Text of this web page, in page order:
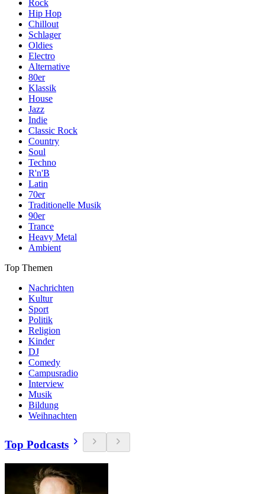
Rock
Hip Hop
Chillout
Schlager
Oldies
Electro
Alternative
80er
Klassik
House
Jazz
Indie
Classic Rock
Country
Soul
Techno
R'n'B
Latin
70er
Traditionelle Musik
90er
Trance
Heavy Metal
Ambient
Top Themen
Nachrichten
Kultur
Sport
Politik
Religion
Kinder
DJ
Comedy
Campusradio
Interview
Musik
Bildung
Weihnachten
Top Podcasts